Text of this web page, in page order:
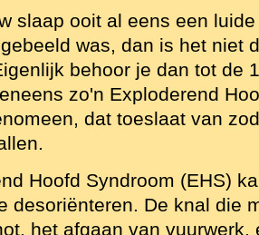
slaap ooit al eens een
was, dan is het niet
behoor je dan tot de
zo'n Exploderend
dat toeslaat van
Hoofd Syndroom (EHS)
desoriënteren. De knal die
het afgaan van vuurwerk,